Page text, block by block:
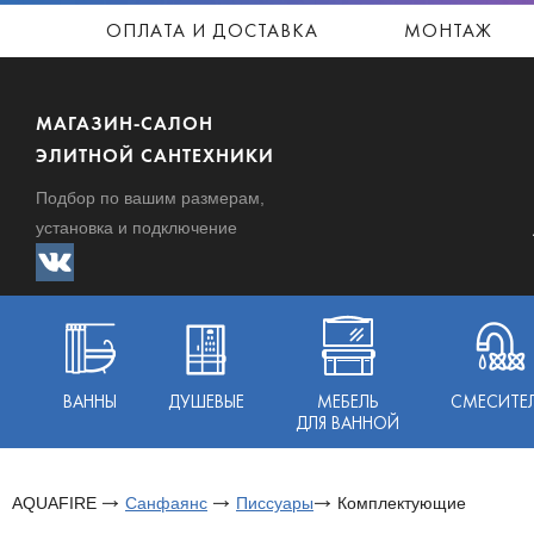
ОПЛАТА И ДОСТАВКА МОНТАЖ
МАГАЗИН-САЛОН
ЭЛИТНОЙ САНТЕХНИКИ
Подбор по вашим размерам,
установка и подключение
ВАННЫ ДУШЕВЫЕ
МЕБЕЛЬ
ДЛЯ ВАННОЙ
AQUAFIRE Санфаянс Писсуары Комплектующие